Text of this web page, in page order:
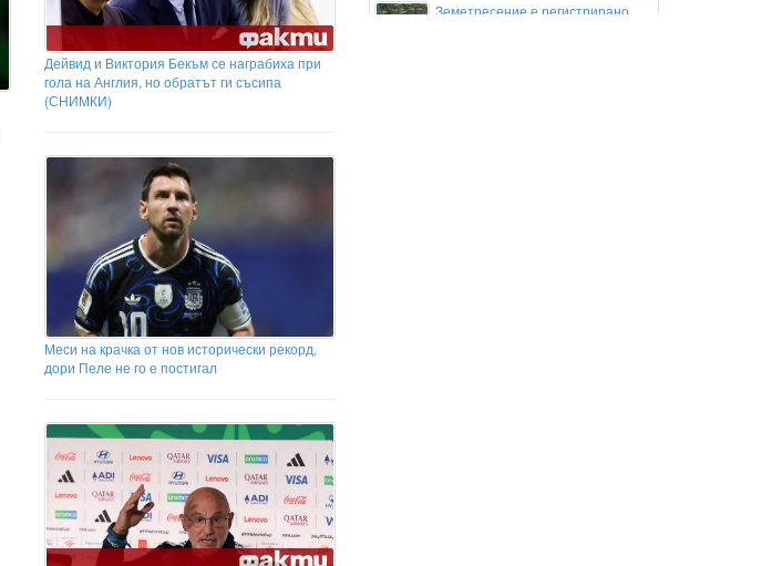
Дейвид и Виктория Бекъм се награбиха при
гола на Англия, но обратът ги съсипа
(СНИМКИ)
Меси на крачка от нов исторически рекорд,
дори Пеле не го е постигал
Земетресение е регистрирано